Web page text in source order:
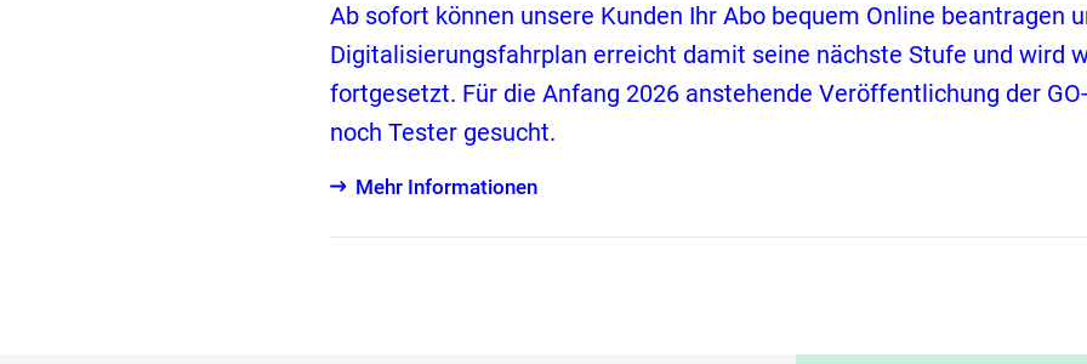
Ab sofort können unsere Kunden Ihr Abo bequem Online beantragen
Digitalisierungsfahrplan erreicht damit seine nächste Stufe und wird
fortgesetzt. Für die Anfang 2026 anstehende Veröffentlichung der
noch Tester gesucht.
Mehr Informationen